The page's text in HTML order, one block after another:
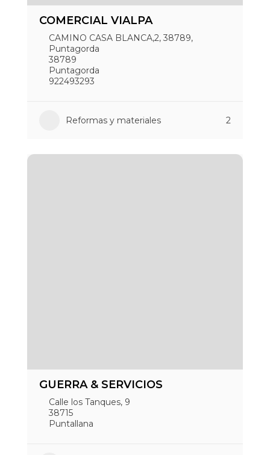
COMERCIAL VIALPA
CAMINO CASA BLANCA,2, 38789,
Puntagorda
38789
Puntagorda
922493293
Reformas y materiales 2
GUERRA & SERVICIOS
Calle los Tanques, 9
38715
Puntallana